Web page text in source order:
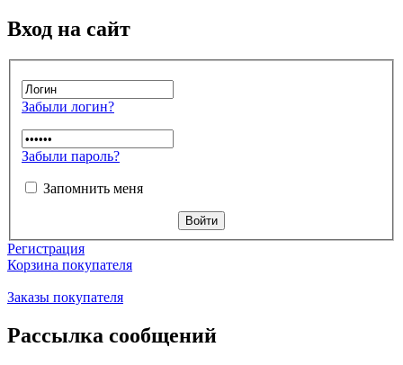
Вход на сайт
Забыли логин?
Забыли пароль?
Запомнить меня
Регистрация
Корзина покупателя
Заказы покупателя
Рассылка сообщений